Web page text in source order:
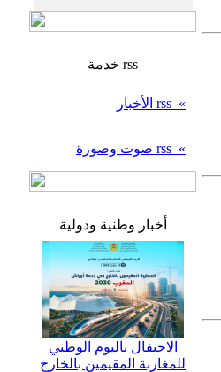
خدمة rss
» rss الأخبار
» rss صوت وصورة
أخبار وطنية ودولية
الاحتفال باليوم الوطني
للمغاربة المقيمين بالخارج